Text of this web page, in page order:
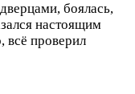
боялась,
настоящим
всё проверил